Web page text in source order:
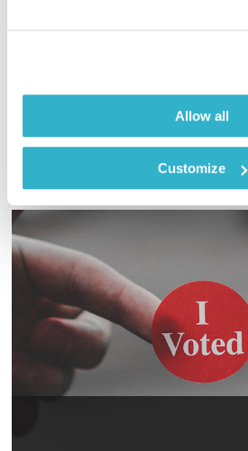
Allow all
Customize